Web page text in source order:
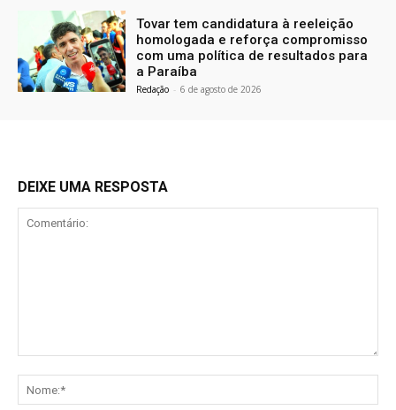
Tovar tem candidatura à reeleição
homologada e reforça compromisso
com uma política de resultados para
a Paraíba
Redação - 6 de agosto de 2026
DEIXE UMA RESPOSTA